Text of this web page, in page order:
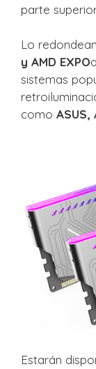
parte
Lo
y AMD EXPO
sistemas
como ASUS,
Estarán